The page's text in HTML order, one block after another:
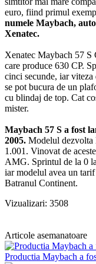
euro, fiind primul
numele Maybach,
Xenatec.
Xenatec Maybach 57
care produce 630 CP.
cinci secunde, iar
se pot bucura de un
cu blindaj de top. Cat
mister.
Maybach 57 S a fost
2005. Modelul dezvolta
1.001. Vinovat de
AMG. Sprintul de la 0
iar modelul avea un
Batranul Continent.
Vizualizari: 3508
Articole asemanatoare
Productia Maybach a